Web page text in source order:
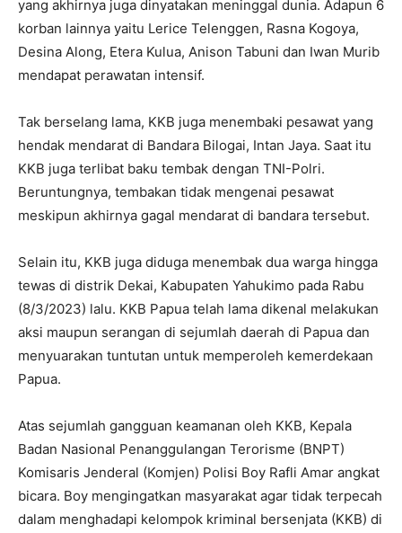
yang akhirnya juga dinyatakan meninggal dunia. Adapun 6
korban lainnya yaitu Lerice Telenggen, Rasna Kogoya,
Desina Along, Etera Kulua, Anison Tabuni dan Iwan Murib
mendapat perawatan intensif.
Tak berselang lama, KKB juga menembaki pesawat yang
hendak mendarat di Bandara Bilogai, Intan Jaya. Saat itu
KKB juga terlibat baku tembak dengan TNI-Polri.
Beruntungnya, tembakan tidak mengenai pesawat
meskipun akhirnya gagal mendarat di bandara tersebut.
Selain itu, KKB juga diduga menembak dua warga hingga
tewas di distrik Dekai, Kabupaten Yahukimo pada Rabu
(8/3/2023) lalu. KKB Papua telah lama dikenal melakukan
aksi maupun serangan di sejumlah daerah di Papua dan
menyuarakan tuntutan untuk memperoleh kemerdekaan
Papua.
Atas sejumlah gangguan keamanan oleh KKB, Kepala
Badan Nasional Penanggulangan Terorisme (BNPT)
Komisaris Jenderal (Komjen) Polisi Boy Rafli Amar angkat
bicara. Boy mengingatkan masyarakat agar tidak terpecah
dalam menghadapi kelompok kriminal bersenjata (KKB) di